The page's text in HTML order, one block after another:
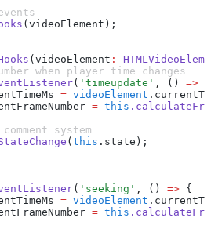
(videoElement);
(videoElement :
when player time changes
( 'timeupdate' , () =>
= videoElement
= this
system
(this .state);
( 'seeking' , () => {
= videoElement
= this